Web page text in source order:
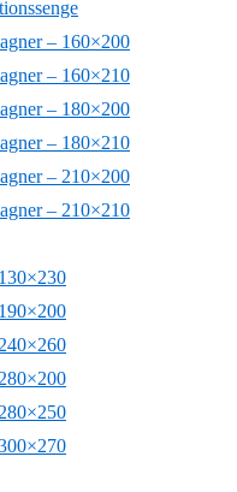
– 160×200
– 160×210
– 180×200
– 180×210
– 210×200
– 210×210